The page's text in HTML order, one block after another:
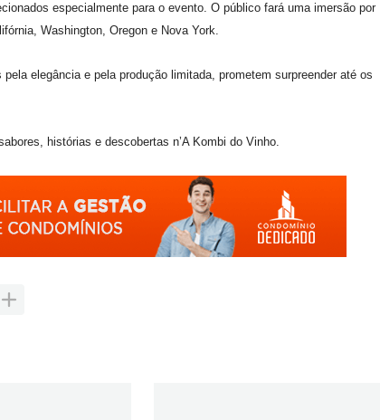
especialmente para o evento. O público fará uma imersão por
Washington, Oregon e Nova York.
elegância e pela produção limitada, prometem surpreender até os
histórias e descobertas n’A Kombi do Vinho.